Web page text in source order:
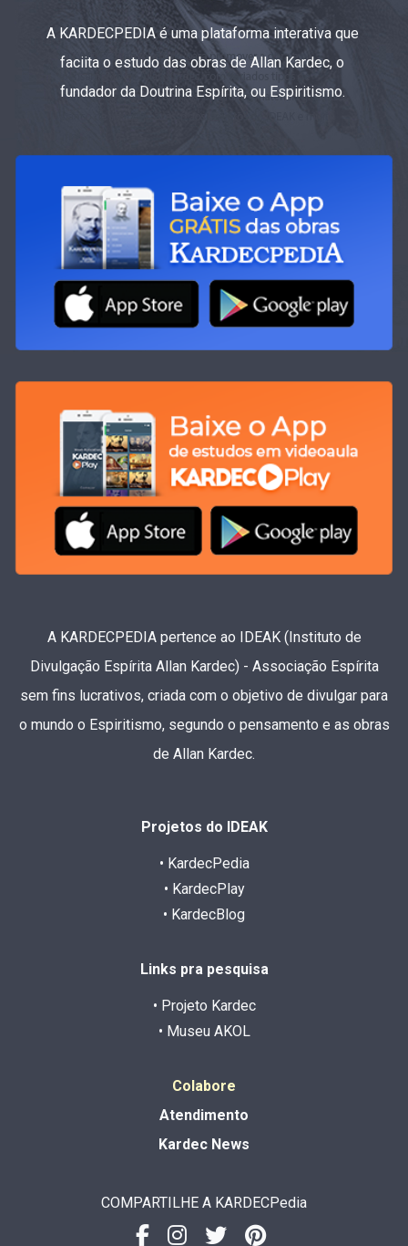
A KARDECPEDIA é uma plataforma interativa que
faciita o estudo das obras de Allan Kardec, o
fundador da Doutrina Espírita, ou Espiritismo.
A KARDECPEDIA pertence ao IDEAK (Instituto de
Divulgação Espírita Allan Kardec) - Associação Espírita
sem fins lucrativos, criada com o objetivo de divulgar para
o mundo o Espiritismo, segundo o pensamento e as obras
de Allan Kardec.
Projetos do IDEAK
• KardecPedia
• KardecPlay
• KardecBlog
Links pra pesquisa
• Projeto Kardec
• Museu AKOL
Colabore
Atendimento
Kardec News
COMPARTILHE A KARDECPedia